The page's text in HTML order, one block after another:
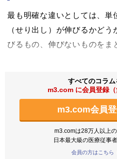
最も明確な違いとしては、単
（せり出し）が伸びるかど
びるもの、伸びないものをま
すべてのコラ
m3.com に会員登録（
m3.com会員登
m3.comは28万人以上
日本最大級の医療従事
会員の方はこちら